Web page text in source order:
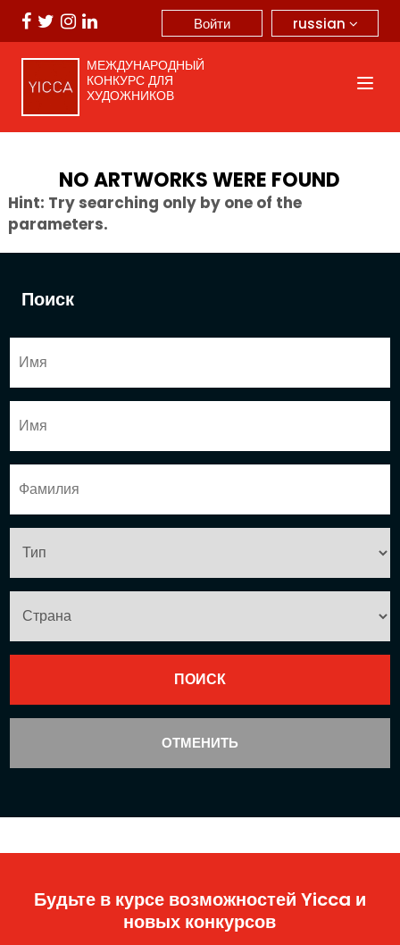
russian
Войти
МЕЖДУНАРОДНЫЙ
КОНКУРС ДЛЯ
ХУДОЖНИКОВ
Поиск
ОТМЕНИТЬ
NO ARTWORKS WERE FOUND
Hint: Try searching only by one of the
parameters.
Будьте в курсе возможностей Yicca и
новых конкурсов